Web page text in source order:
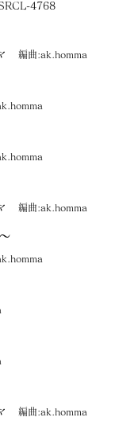
4768
編曲:ak.homma
編曲:ak.homma
編曲:ak.homma